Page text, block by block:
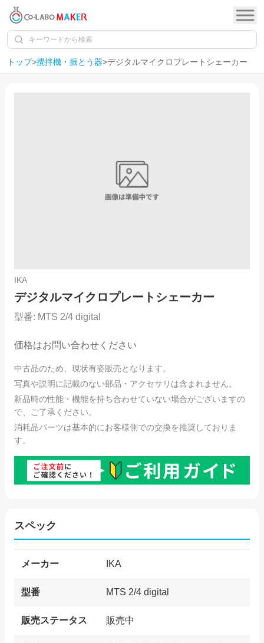
トップ>攪拌機・振とう器>デジタルマイクロプレートシェーカー
IKA
デジタルマイクロプレートシェーカー
型番: MTS 2/4 digital
価格はお問い合わせください
中古品のため、現状有姿販売となります。
写真や説明に記載のない部品・アクセサリは含まれません。
新品時の性能・機能を持ち合わせていない場合がございますの
で、ご了承ください。
消耗品パーツは基本的にお客様側での交換を推奨しておりま
す。
スペック
メーカー IKA
型番 MTS 2/4 digital
販売ステータス 販売中